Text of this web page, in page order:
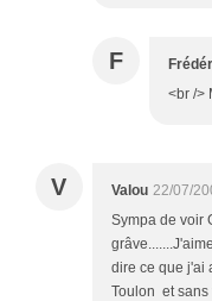
F
<br />
V Valou 22/07/
Sympa de voir
dire ce que j'ai
Toulon et sans